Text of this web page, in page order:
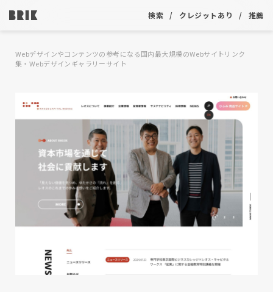
検索 クレジットあり 推薦
Webデザインやコンテンツの参考になる国内最大規模のWebサイトリンク
集・Webデザインギャラリーサイト